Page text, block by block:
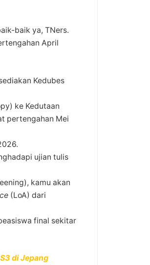
baik ya, TNers.
April
Kedubes
ke Kedutaan
pertengahan Mei
ujian tulis
kamu akan
(LoA) dari
final sekitar
di Jepang